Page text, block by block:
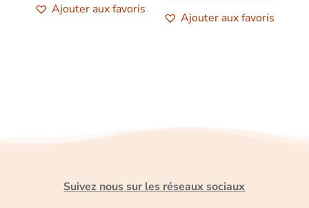
Ajouter aux favoris
Ajouter aux favoris
Suivez nous sur les réseaux sociaux